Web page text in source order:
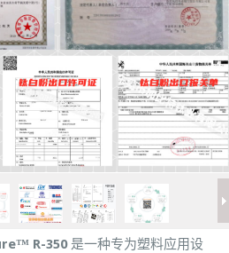
R-350是一种专为塑料应用设